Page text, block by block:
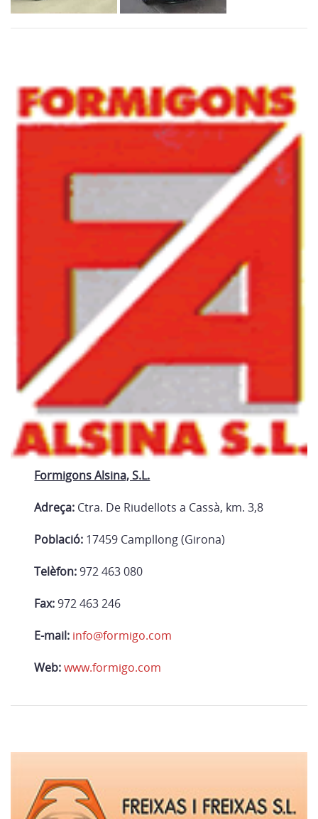
Formigons Alsina, S.L.
Adreça: Ctra. De Riudellots a Cassà, km. 3,8
Població: 17459 Campllong (Girona)
Telèfon:972 463 080
Fax:972 463 246
E-mail: info@formigo.com
Web: www.formigo.com